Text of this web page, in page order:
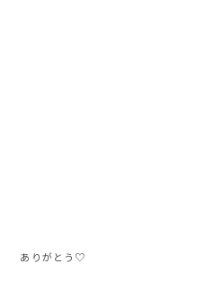
ありがとう♡